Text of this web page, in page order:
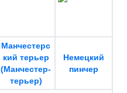
Манчестерс
кий терьер
(Манчестер-
терьер)
Немецкий
пинчер